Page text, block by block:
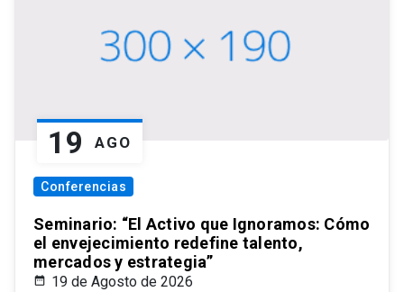
19 AGO
Conferencias
Seminario: “El Activo que Ignoramos: Cómo
el envejecimiento redefine talento,
mercados y estrategia”
19 de Agosto de 2026